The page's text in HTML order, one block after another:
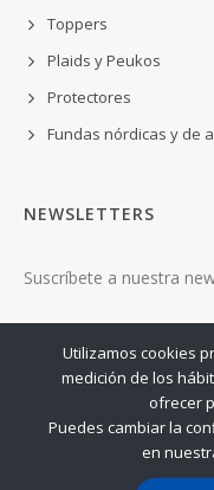
Utilizamos cookies
medición de los
ofrecer
Puedes cambiar la
en
Toppers
Plaids y Peukos
Protectores
Fundas nórdicas y de
NEWSLETTERS
Suscríbete a nuestra